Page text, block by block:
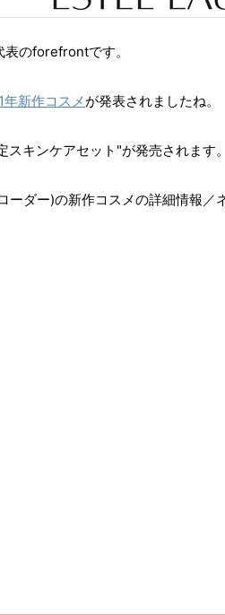
のforefrontです。
年新作コスメ が発表されましたね。
キンケアセット"が発売されます。
ーダー)の新作コスメの詳細情報